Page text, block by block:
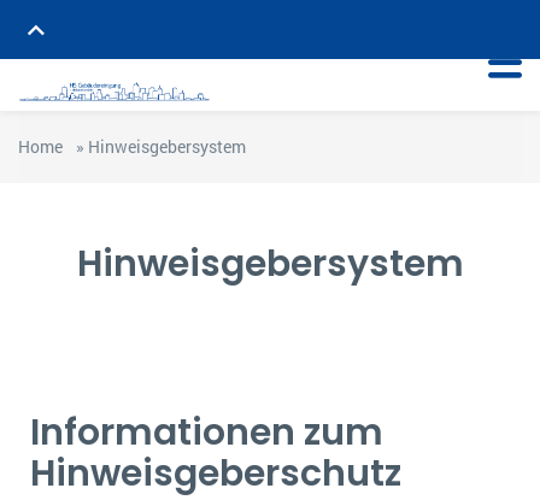
Home » Hinweisgebersystem
Hinweisgebersystem
Informationen zum
Hinweisgeberschutz